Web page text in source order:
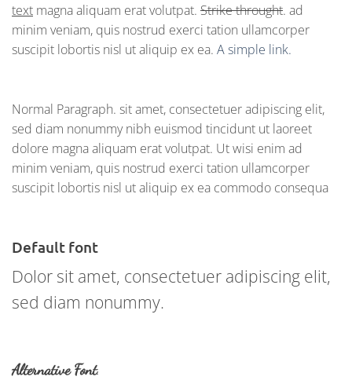
text magna aliquam erat volutpat. Strike throught. ad
minim veniam, quis nostrud exerci tation ullamcorper
suscipit lobortis nisl ut aliquip ex ea. A simple link.
Normal Paragraph. sit amet, consectetuer adipiscing elit,
sed diam nonummy nibh euismod tincidunt ut laoreet
dolore magna aliquam erat volutpat. Ut wisi enim ad
minim veniam, quis nostrud exerci tation ullamcorper
suscipit lobortis nisl ut aliquip ex ea commodo consequa
Default font
Dolor sit amet, consectetuer adipiscing elit,
sed diam nonummy.
Alternative Font.